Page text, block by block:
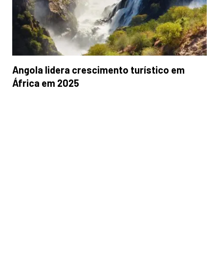
Angola lidera crescimento turístico em
África em 2025